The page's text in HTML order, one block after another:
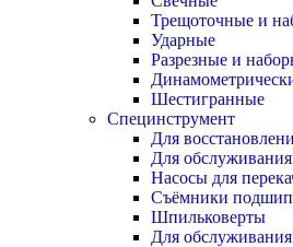
Трещоточные и
Ударные
Разрезные и
Шестигранные
Специнструмент
Для
Для обслуживания
Насосы для
Съёмники
Шпильковерты
Для